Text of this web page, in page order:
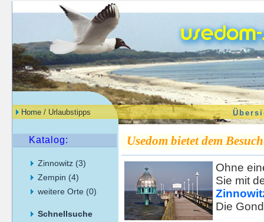
Home / Urlaubstipps
Katalog:
Zinnowitz (3)
Zempin (4)
weitere Orte (0)
Schnellsuche
Usedom bietet dem
Ohne
Sie mit
Die